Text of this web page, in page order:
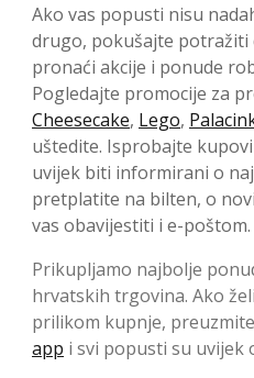
Ako vas popusti nisu
drugo, pokušajte potražiti
pronaći akcije i ponude
Pogledajte promocije za
Cheesecake, Lego,
uštedite. Isprobajte
uvijek biti informirani o
pretplatite na bilten, o
vas obavijestiti i e-poštom.
Prikupljamo najbolje
hrvatskih trgovina. Ako
prilikom kupnje,
app i svi popusti su uvijek